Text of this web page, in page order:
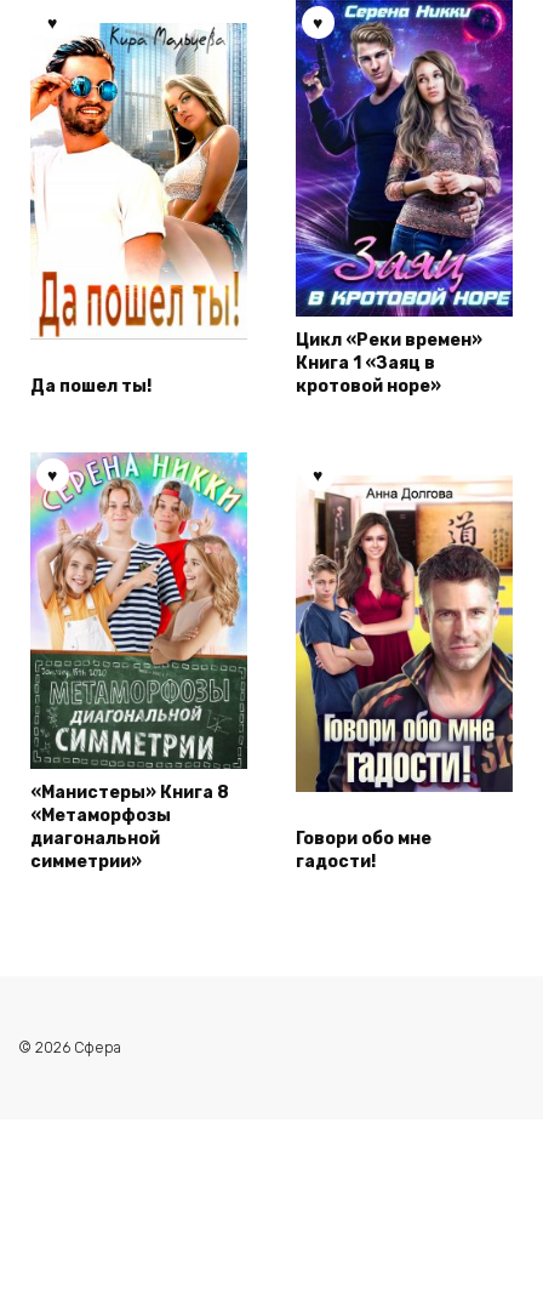
Да пошел ты!
Цикл «Реки времен»
Книга 1 «Заяц в
кротовой норе»
«Манистеры» Книга 8
«Метаморфозы
диагональной
симметрии»
Говори обо мне
гадости!
© 2026 Сфера